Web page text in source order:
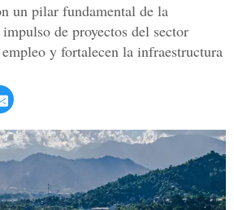
un pilar fundamental de la
de proyectos del sector
y fortalecen la infraestructura